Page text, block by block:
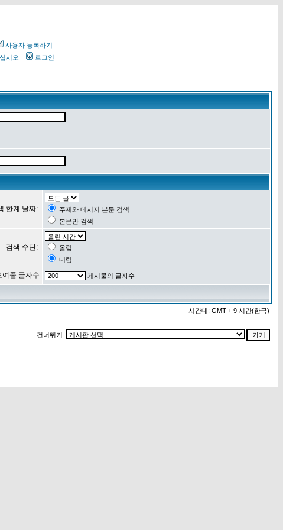
사용자 등록하기
시오 로그인
한계 날짜:
주제와 메시지 본문 검색
본문만 검색
검색 수단:
올림
내림
여줄 글자수 게시물의 글자수
시간대: GMT + 9 시간(한국)
건너뛰기: